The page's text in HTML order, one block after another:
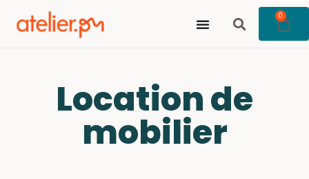
0
Location de
mobilier